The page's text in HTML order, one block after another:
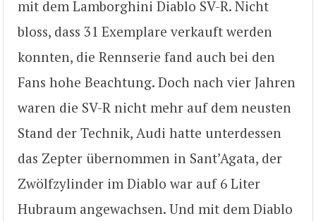
mit dem Lamborghini Diablo SV-R. Nicht
bloss, dass 31 Exemplare verkauft werden
konnten, die Rennserie fand auch bei den
Fans hohe Beachtung. Doch nach vier Jahren
waren die SV-R nicht mehr auf dem neusten
Stand der Technik, Audi hatte unterdessen
das Zepter übernommen in Sant’Agata, der
Zwölfzylinder im Diablo war auf 6 Liter
Hubraum angewachsen. Und mit dem Diablo